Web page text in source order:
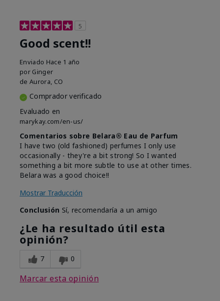
5
Good scent!!
Enviado Hace 1 año
por Ginger
de Aurora, CO
Comprador verificado
Evaluado en
marykay.com/en-us/
Comentarios sobre Belara® Eau de Parfum
I have two (old fashioned) perfumes I only use
occasionally - they're a bit strong! So I wanted
something a bit more subtle to use at other times.
Belara was a good choice!!
Mostrar Traducción
Conclusión Sí, recomendaría a un amigo
¿Le ha resultado útil esta
opinión?
7 0
Marcar esta opinión